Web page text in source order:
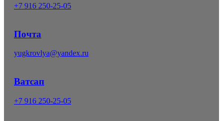
+7 916 250-25-05
Почта
yugkrovlya@yandex.ru
Ватсап
+7 916 250-25-05